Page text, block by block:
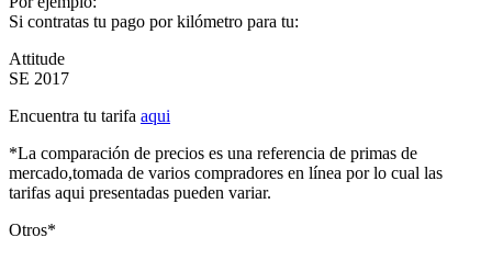
Si contratas tu pago por kilómetro para tu:
Attitude
SE 2017
Encuentra tu tarifa aqui
*La comparación de precios es una referencia de primas de
mercado,tomada de varios compradores en línea por lo cual las
tarifas aqui presentadas pueden variar.
Otros*